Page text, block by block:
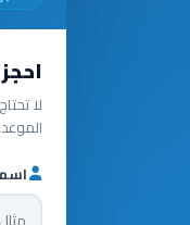
احجز
لا
الموعد.